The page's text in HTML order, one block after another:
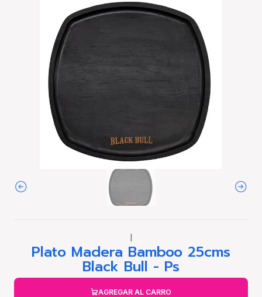
|
Plato Madera Bamboo 25cms
Black Bull - Ps
AGREGAR AL CARRO